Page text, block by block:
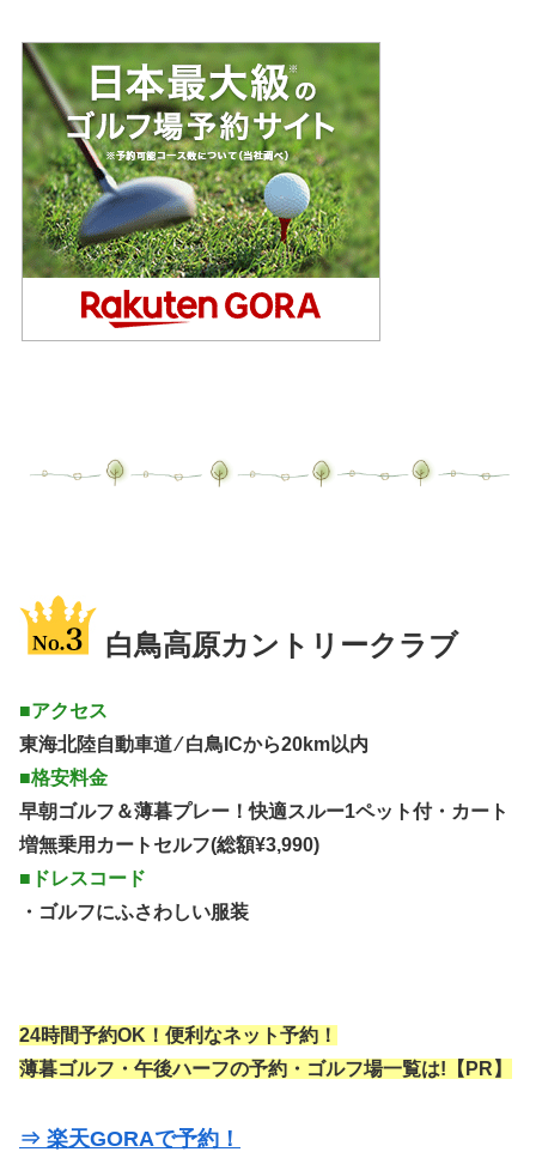
白鳥高原カントリークラブ
■アクセス
東海北陸自動車道 ⁄ 白鳥ICから20km以内
■格安料金
早朝ゴルフ＆薄暮プレー！快適スルー1ペット付・カート
増無乗用カートセルフ(総額¥3,990)
■ドレスコード
・ゴルフにふさわしい服装
24時間予約OK！便利なネット予約！
薄暮ゴルフ・午後ハーフの予約・ゴルフ場一覧は!【PR】
⇒ 楽天GORAで予約！